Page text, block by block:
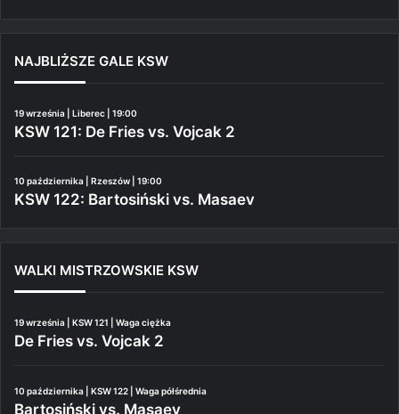
NAJBLIŻSZE GALE KSW
19 września | Liberec | 19:00
KSW 121: De Fries vs. Vojcak 2
10 października | Rzeszów | 19:00
KSW 122: Bartosiński vs. Masaev
WALKI MISTRZOWSKIE KSW
19 września | KSW 121 | Waga ciężka
De Fries vs. Vojcak 2
10 października | KSW 122 | Waga półśrednia
Bartosiński vs. Masaev